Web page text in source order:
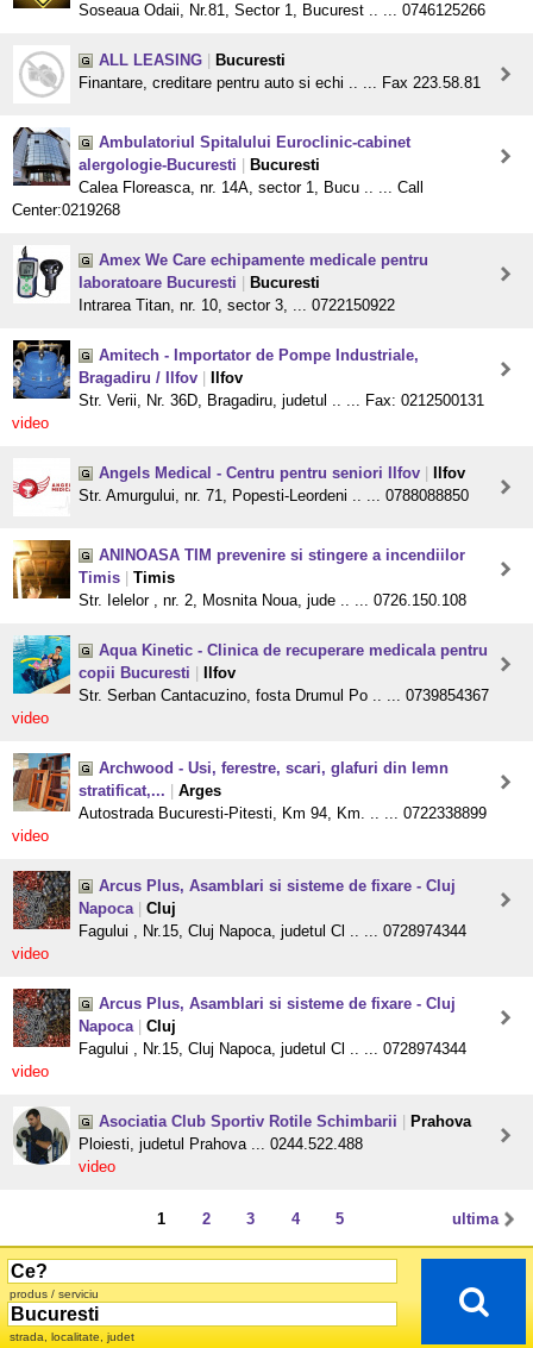
Soseaua Odaii, Nr.81, Sector 1, Bucurest .. ... 0746125266
ALL LEASING
Bucuresti
Finantare, creditare pentru auto si echi .. ... Fax 223.58.81
Ambulatoriul Spitalului Euroclinic-cabinet
alergologie-Bucuresti
Bucuresti
Calea Floreasca, nr. 14A, sector 1, Bucu .. ... Call
Center:0219268
Amex We Care echipamente medicale pentru
laboratoare Bucuresti
Bucuresti
Intrarea Titan, nr. 10, sector 3, ... 0722150922
Amitech - Importator de Pompe Industriale,
Bragadiru / Ilfov
Ilfov
Str. Verii, Nr. 36D, Bragadiru, judetul .. ... Fax: 0212500131
video
Angels Medical - Centru pentru seniori Ilfov
Ilfov
Str. Amurgului, nr. 71, Popesti-Leordeni .. ... 0788088850
ANINOASA TIM prevenire si stingere a incendiilor
Timis
Timis
Str. Ielelor , nr. 2, Mosnita Noua, jude .. ... 0726.150.108
Aqua Kinetic - Clinica de recuperare medicala pentru
copii Bucuresti
Ilfov
Str. Serban Cantacuzino, fosta Drumul Po .. ... 0739854367
video
Archwood - Usi, ferestre, scari, glafuri din lemn
stratificat,...
Arges
Autostrada Bucuresti-Pitesti, Km 94, Km. .. ... 0722338899
video
Arcus Plus, Asamblari si sisteme de fixare - Cluj
Napoca
Cluj
Fagului , Nr.15, Cluj Napoca, judetul Cl .. ... 0728974344
video
Arcus Plus, Asamblari si sisteme de fixare - Cluj
Napoca
Cluj
Fagului , Nr.15, Cluj Napoca, judetul Cl .. ... 0728974344
video
Asociatia Club Sportiv Rotile Schimbarii
Prahova
Ploiesti, judetul Prahova ... 0244.522.488
video
ultima
1 2 3 4 5
produs / serviciu
strada, localitate, judet